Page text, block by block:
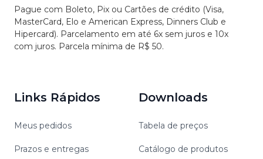
Pague com Boleto, Pix ou Cartões de crédito (Visa,
MasterCard, Elo e American Express, Dinners Club e
Hipercard). Parcelamento em até 6x sem juros e 10x
com juros. Parcela mínima de R$ 50.
Links Rápidos
Meus pedidos
Prazos e entregas
Downloads
Tabela de preços
Catálogo de produtos